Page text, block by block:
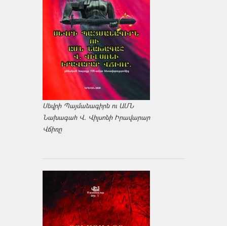
Սեվրի Պայմանագիրն ու ԱՄՆ
Նախագահ Վ. Վիլսոնի Իրավարար
Վճիռը